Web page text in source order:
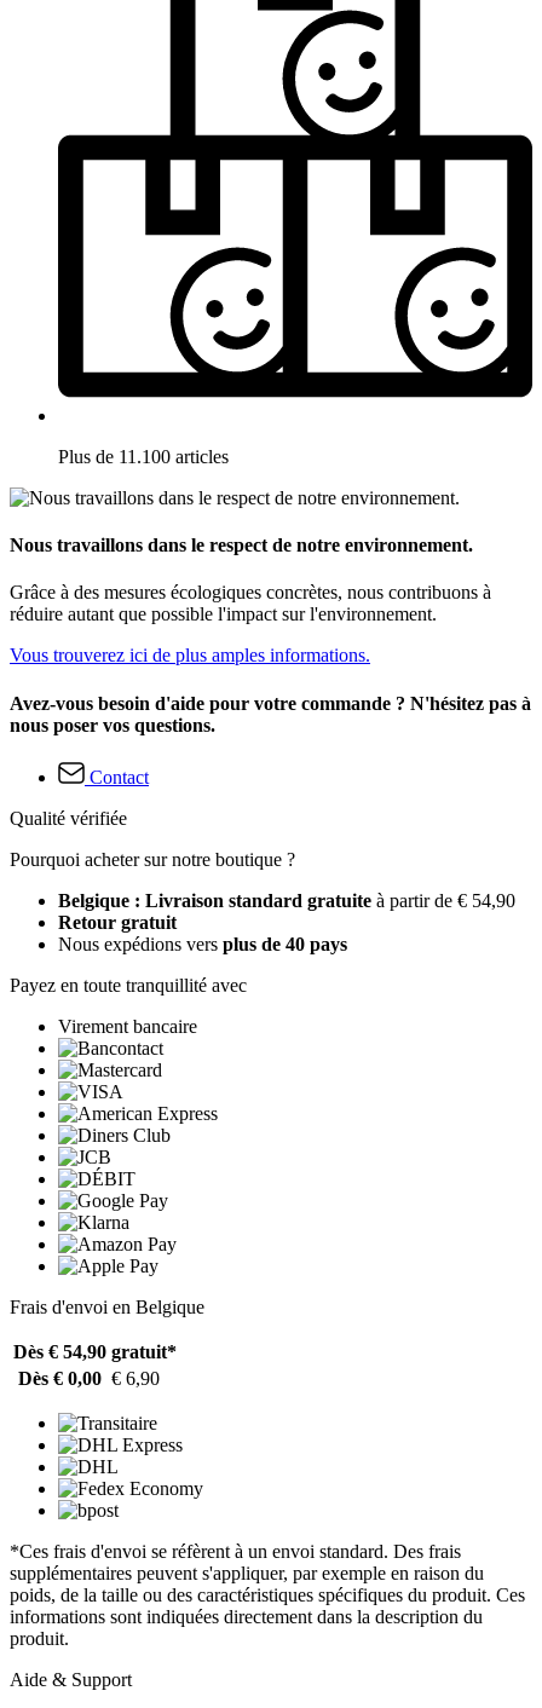
Plus de 11.100 articles
Nous travaillons dans le respect de notre environnement.
Grâce à des mesures écologiques concrètes, nous contribuons à
réduire autant que possible l'impact sur l'environnement.
Vous trouverez ici de plus amples informations.
Avez-vous besoin d'aide pour votre commande ? N'hésitez pas à
nous poser vos questions.
Contact
Qualité vérifiée
Pourquoi acheter sur notre boutique ?
Belgique : Livraison standard gratuite à partir de € 54,90
Retour gratuit
Nous expédions vers plus de 40 pays
Payez en toute tranquillité avec
Virement bancaire
Frais d'envoi en Belgique
Dès € 54,90 gratuit*
Dès € 0,00 € 6,90
*Ces frais d'envoi se réfèrent à un envoi standard. Des frais
supplémentaires peuvent s'appliquer, par exemple en raison du
poids, de la taille ou des caractéristiques spécifiques du produit. Ces
informations sont indiquées directement dans la description du
produit.
Aide & Support